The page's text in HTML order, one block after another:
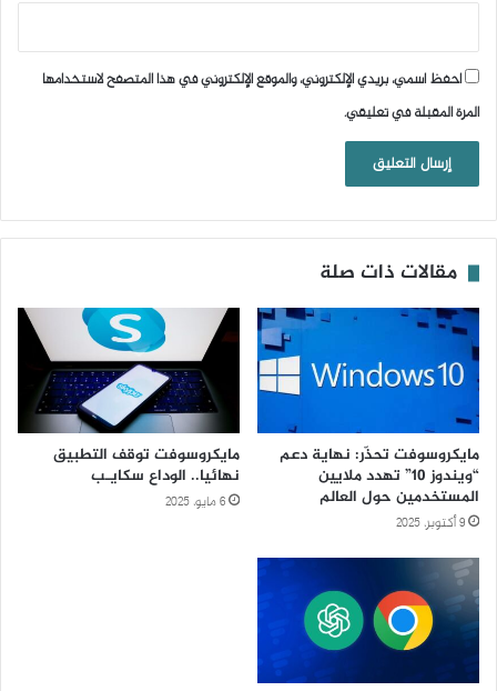
احفظ اسمي، بريدي الإلكتروني، والموقع الإلكتروني في هذا المتصفح لاستخدامها
المرة المقبلة في تعليقي.
مقالات ذات صلة
مايكروسوفت تحذّر: نهاية دعم
“ويندوز 10” تهدد ملايين
المستخدمين حول العالم
9 أكتوبر، 2025
مايكروسوفت توقف التطبيق
نهائيا.. الوداع سكايـب
6 مايو، 2025